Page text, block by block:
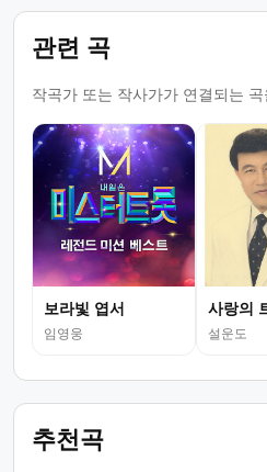
관련 곡
작곡가 또는 작사가가 연결되는
보라빛 엽서
임영웅
사랑의
설운도
추천곡